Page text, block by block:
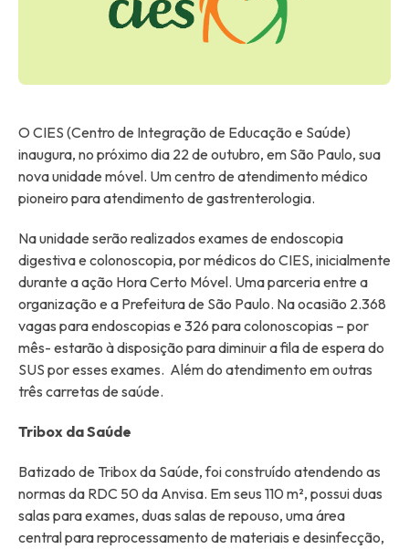
O CIES (Centro de Integração de Educação e Saúde)
inaugura, no próximo dia 22 de outubro, em São Paulo, sua
nova unidade móvel. Um centro de atendimento médico
pioneiro para atendimento de gastrenterologia.
Na unidade serão realizados exames de endoscopia
digestiva e colonoscopia, por médicos do CIES, inicialmente
durante a ação Hora Certo Móvel. Uma parceria entre a
organização e a Prefeitura de São Paulo. Na ocasião 2.368
vagas para endoscopias e 326 para colonoscopias – por
mês- estarão à disposição para diminuir a fila de espera do
SUS por esses exames. Além do atendimento em outras
três carretas de saúde.
Tribox da Saúde
Batizado de Tribox da Saúde, foi construído atendendo as
normas da RDC 50 da Anvisa. Em seus 110 m², possui duas
salas para exames, duas salas de repouso, uma área
central para reprocessamento de materiais e desinfecção,